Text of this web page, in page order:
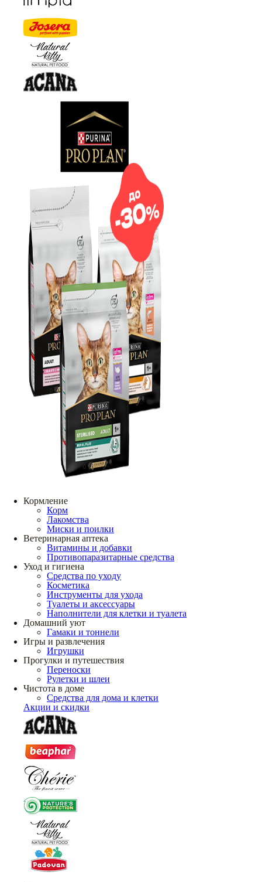
Кормление
Корм
Лакомства
Миски и поилки
Ветеринарная аптека
Витамины и добавки
Противопаразитарные средства
Уход и гигиена
Средства по уходу
Косметика
Инструменты для ухода
Туалеты и аксессуары
Наполнители для клетки и туалета
Домашний уют
Гамаки и тоннели
Игры и развлечения
Игрушки
Прогулки и путешествия
Переноски
Рулетки и шлеи
Чистота в доме
Средства для дома и клетки
Акции и скидки